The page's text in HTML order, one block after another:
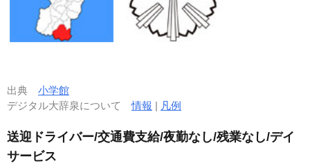
出典 小学館
デジタル大辞泉について情報 | 凡例
送迎ドライバー/交通費支給/夜勤なし/残業なし/デイ
サービス